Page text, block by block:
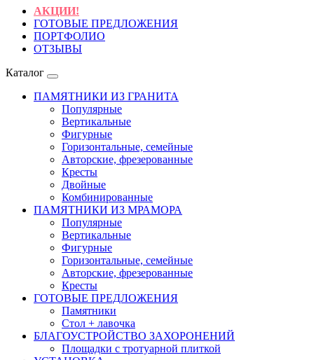
АКЦИИ!
ГОТОВЫЕ ПРЕДЛОЖЕНИЯ
ПОРТФОЛИО
ОТЗЫВЫ
Каталог
ПАМЯТНИКИ ИЗ ГРАНИТА
Популярные
Вертикальные
Фигурные
Горизонтальные, семейные
Авторские, фрезерованные
Кресты
Двойные
Комбинированные
ПАМЯТНИКИ ИЗ МРАМОРА
Популярные
Вертикальные
Фигурные
Горизонтальные, семейные
Авторские, фрезерованные
Кресты
ГОТОВЫЕ ПРЕДЛОЖЕНИЯ
Памятники
Стол + лавочка
БЛАГОУСТРОЙСТВО ЗАХОРОНЕНИЙ
Площадки с тротуарной плиткой